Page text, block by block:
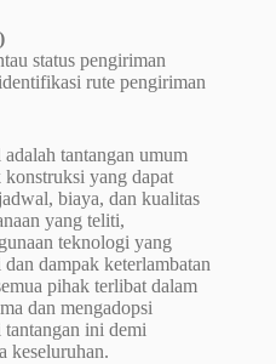
status pengiriman
rute pengiriman
tantangan umum
yang dapat
biaya, dan kualitas
yang teliti,
teknologi yang
dampak keterlambatan
pihak terlibat dalam
dan mengadopsi
tantangan ini demi
keseluruhan.